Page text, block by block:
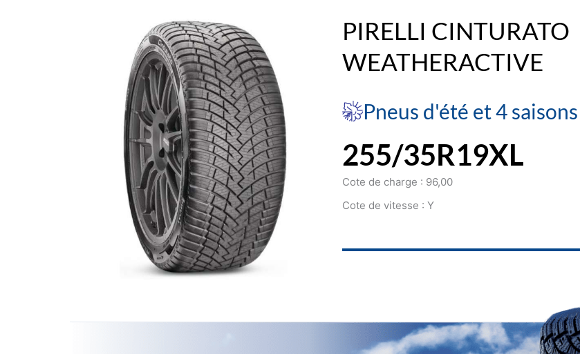
PIRELLI CINTURATO
WEATHERACTIVE
Pneus d'été et 4 saisons
255/35R19XL
Cote de charge : 96,00
Cote de vitesse : Y